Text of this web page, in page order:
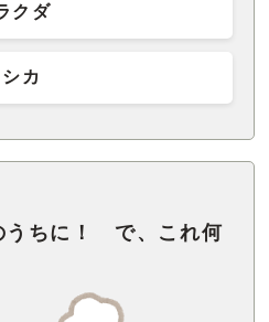
クダ
シカ
うちに！ で、これ何